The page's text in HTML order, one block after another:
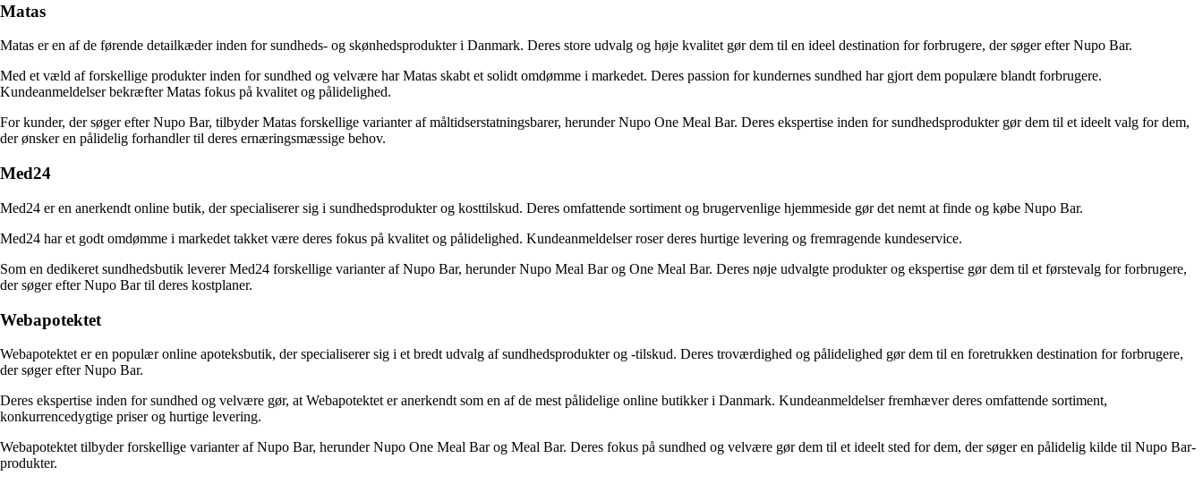
Matas
Matas er en af de førende detailkæder inden for sundheds- og skønhedsprodukter i Danmark. Deres store udvalg og høje kvalitet gør dem til en ideel destination for forbrugere, der søger efter Nupo Bar.
Med et væld af forskellige produkter inden for sundhed og velvære har Matas skabt et solidt omdømme i markedet. Deres passion for kundernes sundhed har gjort dem populære blandt forbrugere.
Kundeanmeldelser bekræfter Matas fokus på kvalitet og pålidelighed.
For kunder, der søger efter Nupo Bar, tilbyder Matas forskellige varianter af måltidserstatningsbarer, herunder Nupo One Meal Bar. Deres ekspertise inden for sundhedsprodukter gør dem til et ideelt valg for dem,
der ønsker en pålidelig forhandler til deres ernæringsmæssige behov.
Med24
Med24 er en anerkendt online butik, der specialiserer sig i sundhedsprodukter og kosttilskud. Deres omfattende sortiment og brugervenlige hjemmeside gør det nemt at finde og købe Nupo Bar.
Med24 har et godt omdømme i markedet takket være deres fokus på kvalitet og pålidelighed. Kundeanmeldelser roser deres hurtige levering og fremragende kundeservice.
Som en dedikeret sundhedsbutik leverer Med24 forskellige varianter af Nupo Bar, herunder Nupo Meal Bar og One Meal Bar. Deres nøje udvalgte produkter og ekspertise gør dem til et førstevalg for forbrugere,
der søger efter Nupo Bar til deres kostplaner.
Webapotektet
Webapotektet er en populær online apoteksbutik, der specialiserer sig i et bredt udvalg af sundhedsprodukter og -tilskud. Deres troværdighed og pålidelighed gør dem til en foretrukken destination for forbrugere,
der søger efter Nupo Bar.
Deres ekspertise inden for sundhed og velvære gør, at Webapotektet er anerkendt som en af de mest pålidelige online butikker i Danmark. Kundeanmeldelser fremhæver deres omfattende sortiment,
konkurrencedygtige priser og hurtige levering.
Webapotektet tilbyder forskellige varianter af Nupo Bar, herunder Nupo One Meal Bar og Meal Bar. Deres fokus på sundhed og velvære gør dem til et ideelt sted for dem, der søger en pålidelig kilde til Nupo Bar-
produkter.